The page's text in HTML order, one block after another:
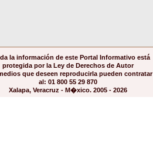
la información de este Portal Informativo está
protegida por la Ley de Derechos de Autor
que deseen reproducirla pueden contratar
al: 01 800 55 29 870
Xalapa, Veracruz - M�xico. 2005 - 2026